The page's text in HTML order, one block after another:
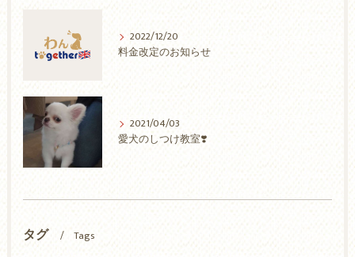
2022/12/20
料金改定のお知らせ
2021/04/03
愛犬のしつけ教室❣️
タグ Tags